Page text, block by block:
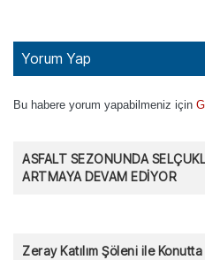
Yorum Yap
Bu habere yorum yapabilmeniz için
ASFALT SEZONUNDA
ARTMAYA DEVAM EDİYOR
Zeray Katılım Şöleni ile Konutta